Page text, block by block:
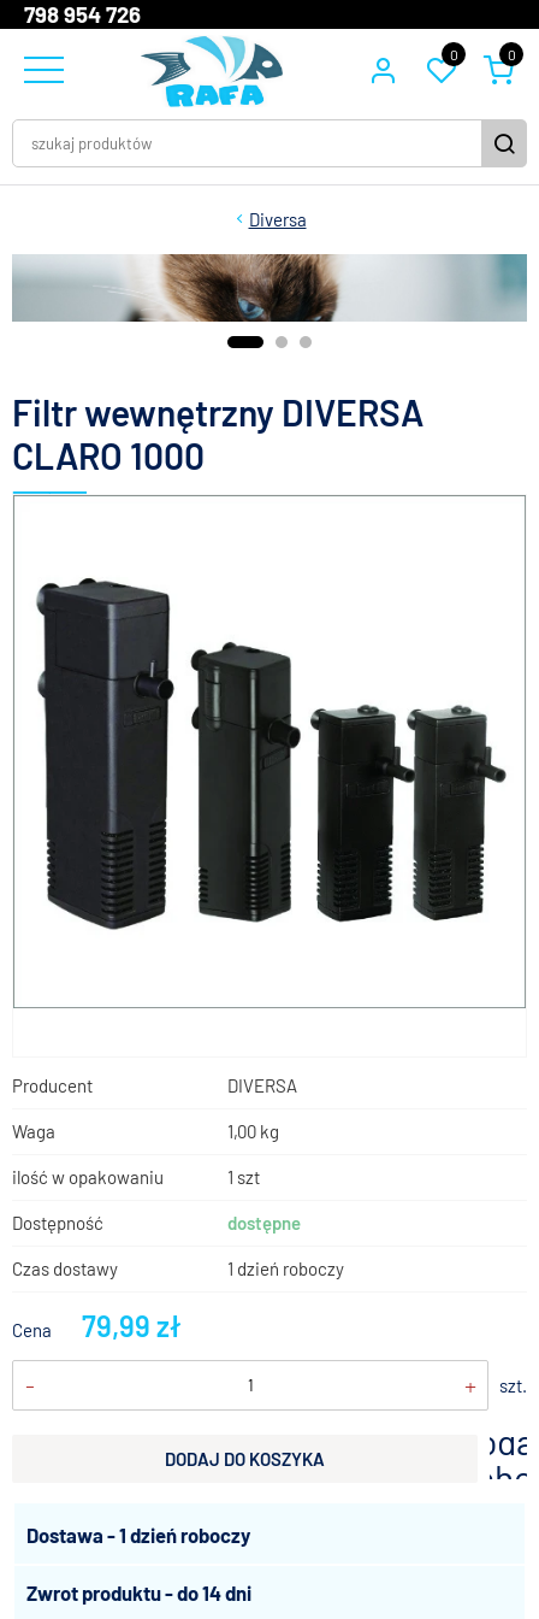
798 954 726
0 0
Diversa
Filtr wewnętrzny DIVERSA
CLARO 1000
Producent DIVERSA
Waga 1,00 kg
ilość w opakowaniu 1 szt
Dostępność dostępne
Czas dostawy 1 dzień roboczy
Cena 79,99 zł
- + szt.
DODAJ DO KOSZYKA
Dostawa - 1 dzień roboczy
Zwrot produktu - do 14 dni